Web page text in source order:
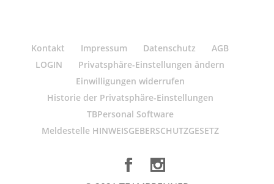
Kontakt Impressum Datenschutz
AGB
LOGIN
Privatsphäre-Einstellungen ändern
Einwilligungen widerrufen
Historie der Privatsphäre-Einstellungen
TBPersonal Software
Meldestelle HINWEISGEBERSCHUTZGESETZ